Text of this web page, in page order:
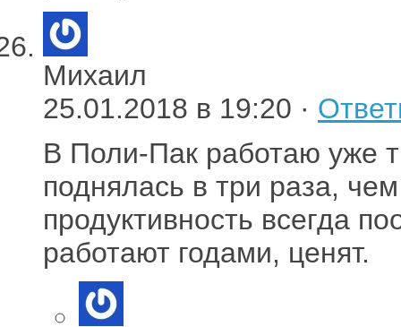
Михаил
25.01.2018 в 19:20 ·
В Поли-Пак работаю уже
поднялась в три раза,
продуктивность всегда
работают годами, ценят.